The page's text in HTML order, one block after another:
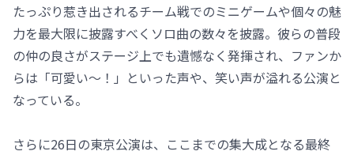
たっぷり惹き出されるチーム戦でのミニゲームや個々の魅
力を最大限に披露すべくソロ曲の数々を披露。彼らの普段
の仲の良さがステージ上でも遺憾なく発揮され、ファンか
らは「可愛い～！」といった声や、笑い声が溢れる公演と
なっている。
さらに26日の東京公演は、ここまでの集大成となる最終